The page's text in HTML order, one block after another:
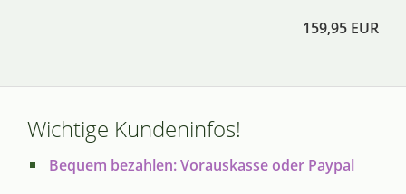
159,95 EUR
Wichtige Kundeninfos!
Bequem bezahlen: Vorauskasse oder Paypal